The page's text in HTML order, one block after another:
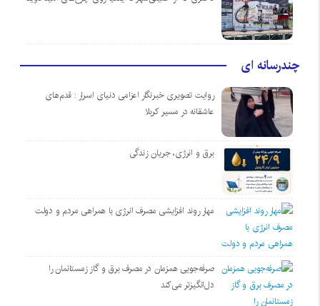
چندرسانه ای
روایت تصویری خبرنگار اعزامی دنیای اسرار : قدم‌های
عاشقانه در مسیر کربلا
برق و انرژی، جریان زندگی
مهار روند افزایشی مصرف انرژی با همراهی مردم و دولت
صرفه‌جویی همزمان در مصرف برق و گاز زمستانمان را
دل‌انگیزتر می‌کند